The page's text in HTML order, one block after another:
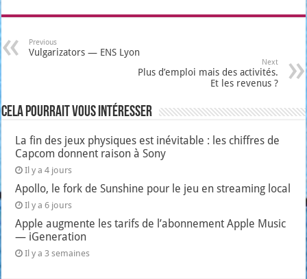
Previous
Vulgarizators — ENS Lyon
Next
Plus d’emploi mais des activités.
Et les revenus ?
Cela pourrait vous intéresser
La fin des jeux physiques est inévitable : les chiffres de
Capcom donnent raison à Sony
Il y a 4 jours
Apollo, le fork de Sunshine pour le jeu en streaming local
Il y a 6 jours
Apple augmente les tarifs de l’abonnement Apple Music
— iGeneration
Il y a 3 semaines